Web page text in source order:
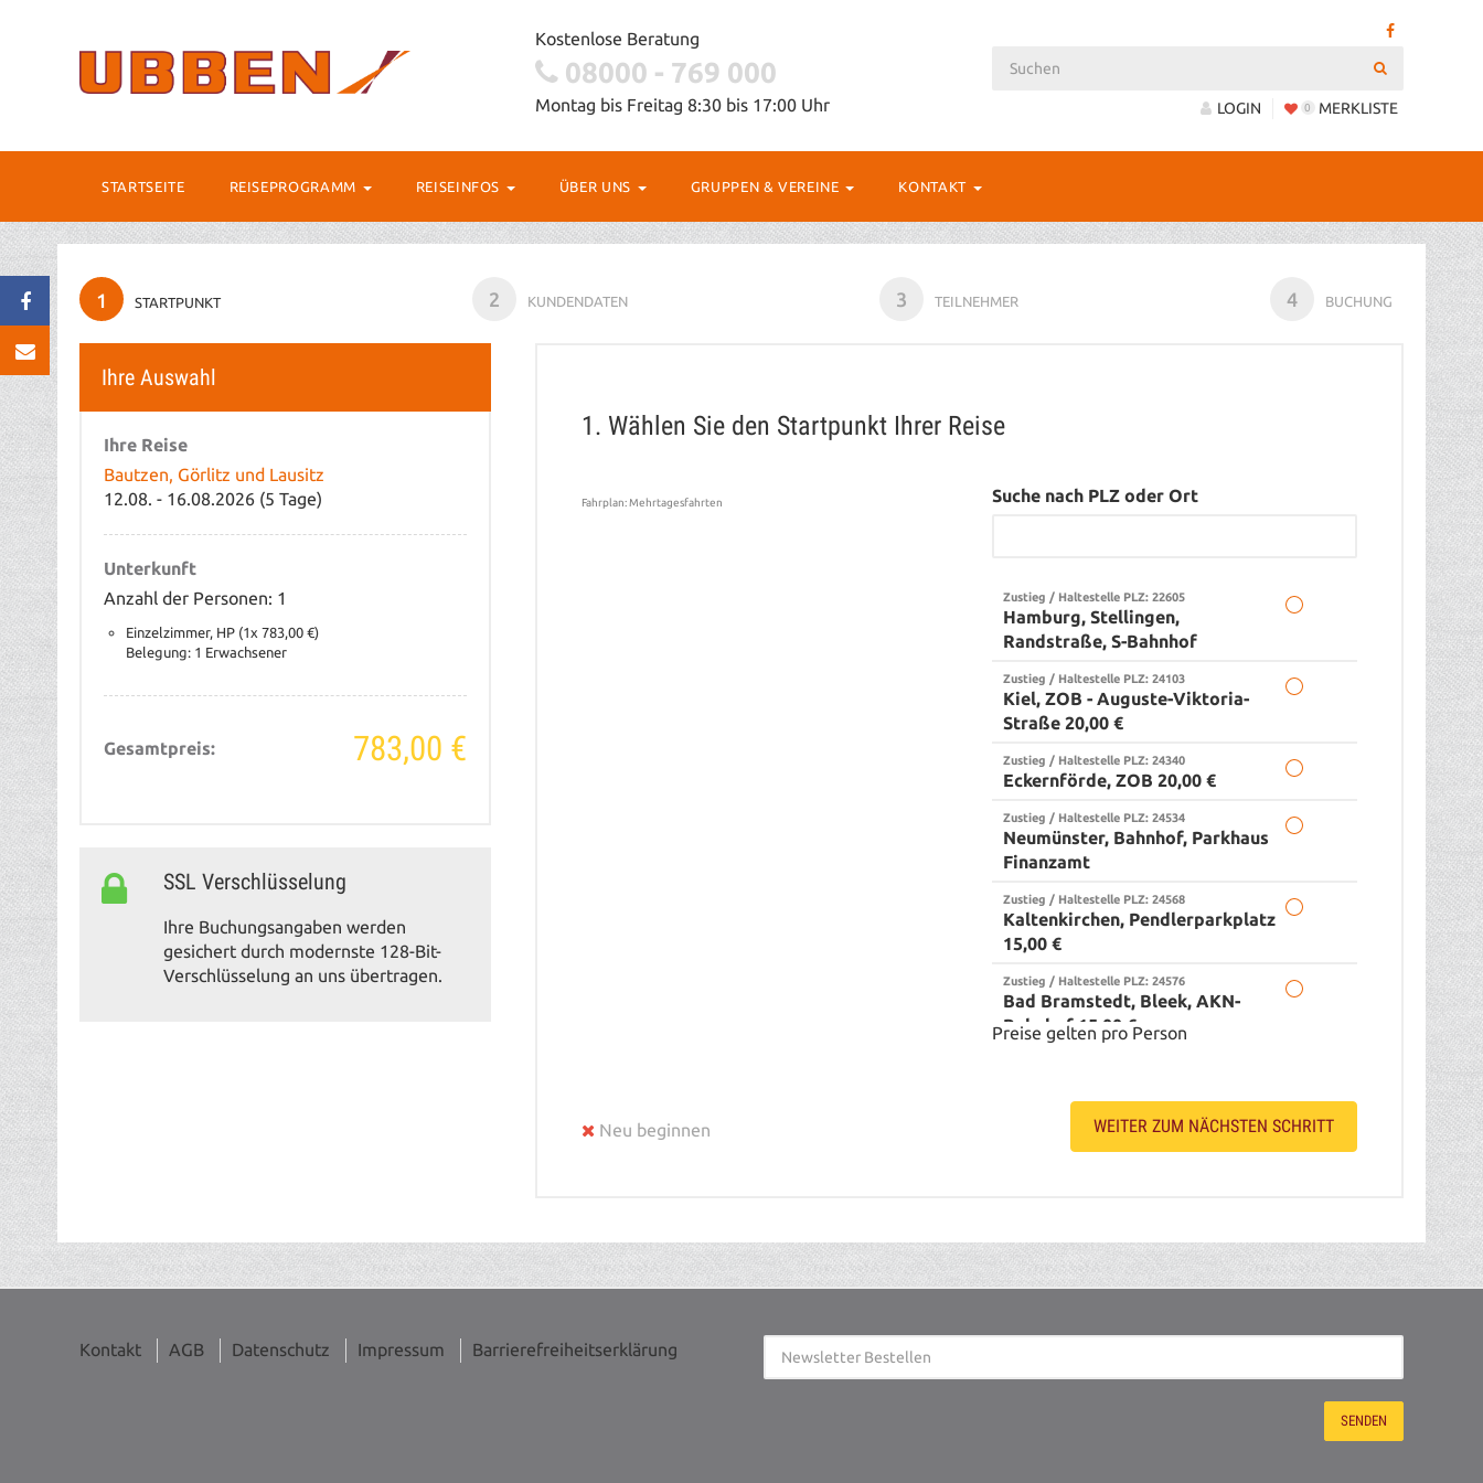
Kostenlose Beratung
08000 - 769 000
Montag bis Freitag 8:30 bis 17:00 Uhr LOGIN 0 MERKLISTE
STARTSEITE REISEPROGRAMM REISEINFOS ÜBER UNS GRUPPEN & VEREINE KONTAKT
1 STARTPUNKT 2 KUNDENDATEN 3 TEILNEHMER 4 BUCHUNG
1. Wählen Sie den Startpunkt Ihrer Reise
Fahrplan: Mehrtagesfahrten Suche nach PLZ oder Ort
Zustieg / Haltestelle PLZ: 22605
Hamburg, Stellingen,
Randstraße, S-Bahnhof
Zustieg / Haltestelle PLZ: 24103
Kiel, ZOB - Auguste-Viktoria-
Straße 20,00 €
Zustieg / Haltestelle PLZ: 24340
Eckernförde, ZOB 20,00 €
Zustieg / Haltestelle PLZ: 24534
Neumünster, Bahnhof, Parkhaus
Finanzamt
Zustieg / Haltestelle PLZ: 24568
Kaltenkirchen, Pendlerparkplatz
15,00 €
Zustieg / Haltestelle PLZ: 24576
Bad Bramstedt, Bleek, AKN-
Bahnhof 15,00 €
20, Betriebshof UBBEN
Zustieg / Haltestelle PLZ: 24594
Haus zu Haus Service, Haus zu
Haus Service (ab 41 Km ab
Rendsburg, ZOB
Preise gelten pro Person
WEITER ZUM NÄCHSTEN SCHRITT
Neu beginnen
Ihre Auswahl
Ihre Reise
Bautzen, Görlitz und Lausitz
12.08. - 16.08.2026 (5 Tage)
Unterkunft
Anzahl der Personen: 1
Einzelzimmer, HP (1x 783,00 €)
Belegung: 1 Erwachsener
Gesamtpreis: 783,00 €
SSL Verschlüsselung
Ihre Buchungsangaben werden
gesichert durch modernste 128-Bit-
Verschlüsselung an uns übertragen.
Kontakt AGB Datenschutz Impressum Barrierefreiheitserklärung